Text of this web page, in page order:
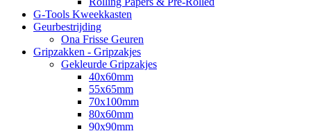
G-Tools Kweekkasten
Geurbestrijding
Ona Frisse Geuren
Gripzakken - Gripzakjes
Gekleurde Gripzakjes
40x60mm
55x65mm
70x100mm
80x60mm
90x90mm